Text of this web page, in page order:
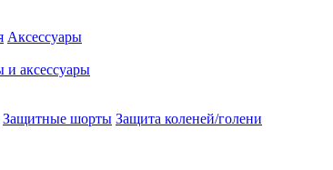
Аксессуары
и аксессуары
Защитные шорты Защита коленей/голени